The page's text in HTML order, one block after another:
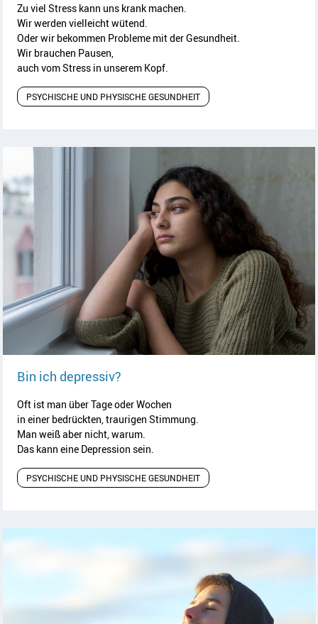
Zu viel Stress kann uns krank machen.
Wir werden vielleicht wütend.
Oder wir bekommen Probleme mit der Gesundheit.
Wir brauchen Pausen,
auch vom Stress in unserem Kopf.
PSYCHISCHE UND PHYSISCHE GESUNDHEIT
Bin ich depressiv?
Oft ist man über Tage oder Wochen
in einer bedrückten, traurigen Stimmung.
Man weiß aber nicht, warum.
Das kann eine Depression sein.
PSYCHISCHE UND PHYSISCHE GESUNDHEIT